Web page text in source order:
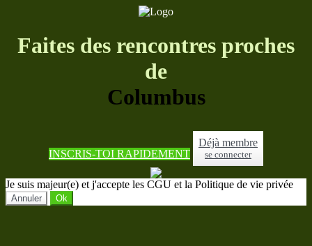
Faites des rencontres proches
de
Columbus
INSCRIS-TOI RAPIDEMENT
Déjà membre
se connecter
Je suis majeur(e) et j'accepte les CGU et la Politique de vie privée
Annuler Ok